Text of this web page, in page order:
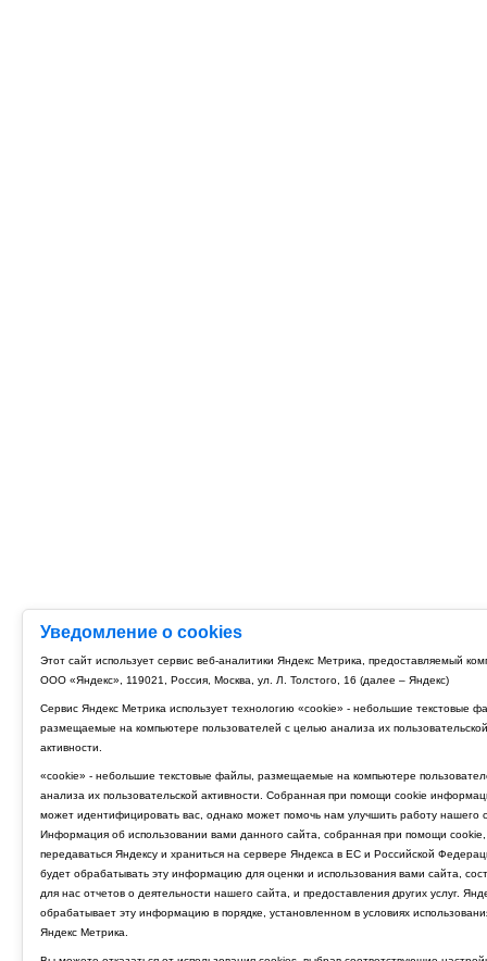
Уведомление о cookies
Этот сайт использует сервис веб-аналитики Яндекс Метрика, предоставляемый
ООО «Яндекс», 119021, Россия, Москва, ул. Л. Толстого, 16 (далее – Яндекс)
Сервис Яндекс Метрика использует технологию «cookie» - небольшие текстовые
размещаемые на компьютере пользователей с целью анализа их пользовательской
активности.
«cookie» - небольшие текстовые файлы, размещаемые на компьютере
анализа их пользовательской активности. Собранная при помощи cookie
может идентифицировать вас, однако может помочь нам улучшить работу нашего
Информация об использовании вами данного сайта, собранная при помощи cookie,
передаваться Яндексу и храниться на сервере Яндекса в ЕС и Российской
будет обрабатывать эту информацию для оценки и использования вами сайта,
для нас отчетов о деятельности нашего сайта, и предоставления других услуг.
обрабатывает эту информацию в порядке, установленном в условиях
Яндекс Метрика.